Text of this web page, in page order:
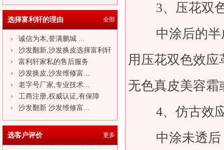
选择富利轩的理由 全部
诚信为本,誉满鹏城 ...
沙发翻新,沙发换皮选择富利轩
富利轩家私的售后服务
沙发换皮,沙发维修富...
老字号厂家,专业技术...
工商注册,权威认证,有保障
沙发翻新 沙发维修富...
选客户评价 更多
3、压花双
中涂后的半
用压花双色效
无色真皮美容霜
4、仿古效
中涂未透后